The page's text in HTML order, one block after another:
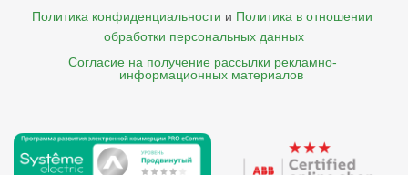
Политика конфиденциальности и Политика в отношении
обработки персональных данных
Согласие на получение рассылки рекламно-
    информационных материалов